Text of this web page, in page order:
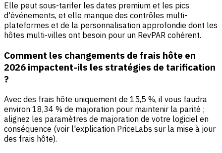
Elle peut sous-tarifer les dates premium et les pics
d'événements, et elle manque des contrôles multi-
plateformes et de la personnalisation approfondie dont les
hôtes multi-villes ont besoin pour un RevPAR cohérent.
Comment les changements de frais hôte en
2026 impactent-ils les stratégies de tarification
?
Avec des frais hôte uniquement de 15,5 %, il vous faudra
environ 18,34 % de majoration pour maintenir la parité ;
alignez les paramètres de majoration de votre logiciel en
conséquence (voir l'explication PriceLabs sur la mise à jour
des frais hôte).